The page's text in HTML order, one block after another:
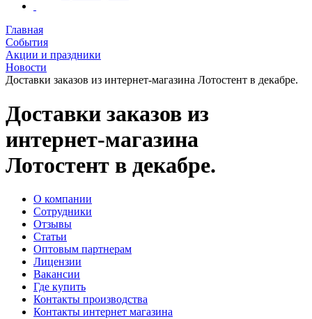
Главная
События
Акции и праздники
Новости
Доставки заказов из интернет-магазина Лотостент в декабре.
Доставки заказов из
интернет-магазина
Лотостент в декабре.
O компании
Сотрудники
Отзывы
Статьи
Оптовым партнерам
Лицензии
Вакансии
Где купить
Контакты производства
Контакты интернет магазина